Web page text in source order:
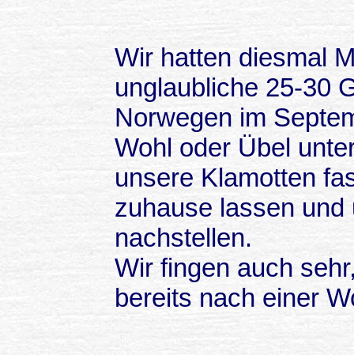
Wir hatten diesmal
unglaubliche 25-30
Norwegen im
Wohl oder Übel
unsere Klamotten
zuhause lassen
nachstellen.
Wir fingen auch
bereits nach einer